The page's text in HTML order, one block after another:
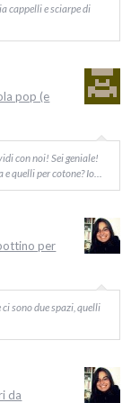
cappelli e sciarpe di
pop (e
con noi! Sei geniale!
quelli per cotone? Io…
per
sono due spazi, quelli
da